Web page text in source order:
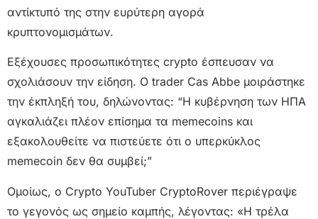
αντίκτυπό της στην ευρύτερη αγορά
κρυπτονομισμάτων.
Εξέχουσες προσωπικότητες crypto έσπευσαν να
σχολιάσουν την είδηση. Ο trader Cas Abbe μοιράστηκε
την έκπληξή του, δηλώνοντας: “Η κυβέρνηση των ΗΠΑ
αγκαλιάζει πλέον επίσημα τα memecoins και
εξακολουθείτε να πιστεύετε ότι ο υπερκύκλος
memecoin δεν θα συμβεί;”
Ομοίως, ο Crypto YouTuber CryptoRover περιέγραψε
το γεγονός ως σημείο καμπής, λέγοντας: «Η τρέλα